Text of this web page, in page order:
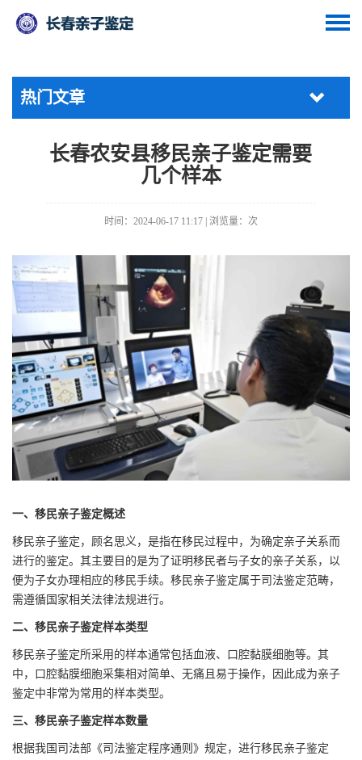
热门文章
长春农安县移民亲子鉴定需要
几个样本
时间：2024-06-17 11:17 | 浏览量： 次
一、移民亲子鉴定概述
移民亲子鉴定，顾名思义，是指在移民过程中，为确定亲子关系而
进行的鉴定。其主要目的是为了证明移民者与子女的亲子关系，以
便为子女办理相应的移民手续。移民亲子鉴定属于司法鉴定范畴，
需遵循国家相关法律法规进行。
二、移民亲子鉴定样本类型
移民亲子鉴定所采用的样本通常包括血液、口腔黏膜细胞等。其
中，口腔黏膜细胞采集相对简单、无痛且易于操作，因此成为亲子
鉴定中非常为常用的样本类型。
三、移民亲子鉴定样本数量
根据我国司法部《司法鉴定程序通则》规定，进行移民亲子鉴定